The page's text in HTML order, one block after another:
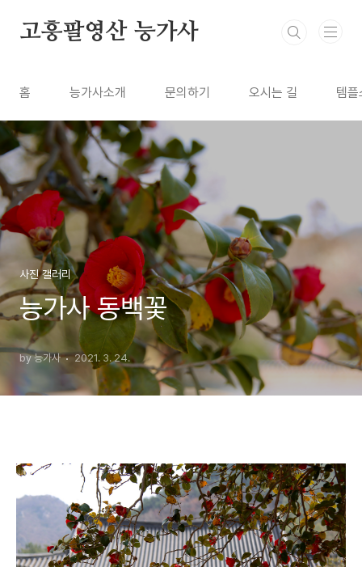
고흥팔영산 능가사
홈 능가사소개 문의하기 오시는 길 템
사진 갤러리
능가사 동백꽃
by 능가사 2021. 3. 24.